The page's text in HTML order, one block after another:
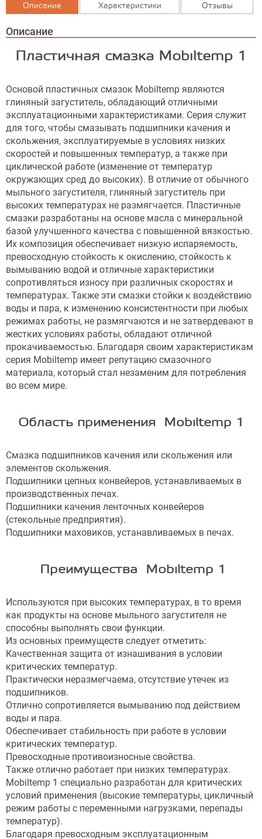
Описание Характеристики Отзывы
Описание
Пластичная смазка Mobiltemp 1
Основой пластичных смазок Mobiltemp являются
глиняный загуститель, обладающий отличными
эксплуатационными характеристиками. Серия служит
для того, чтобы смазывать подшипники качения и
скольжения, эксплуатируемые в условиях низких
скоростей и повышенных температур, а также при
циклической работе (изменение от температур
окружающих сред до высоких). В отличие от обычного
мыльного загустителя, глиняный загуститель при
высоких температурах не размягчается. Пластичные
смазки разработаны на основе масла с минеральной
базой улучшенного качества с повышенной вязкостью.
Их композиция обеспечивает низкую испаряемость,
превосходную стойкость к окислению, стойкость к
вымыванию водой и отличные характеристики
сопротивляться износу при различных скоростях и
температурах. Также эти смазки стойки к воздействию
воды и пара, к изменению консистентности при любых
режимах работы, не размягчаются и не затвердевают в
жестких условиях работы, обладают отличной
прокачиваемостью. Благодаря своим характеристикам
серия Mobiltemp имеет репутацию смазочного
материала, который стал незаменим для потребления
во всем мире.
Область применения Mobiltemp 1
Смазка подшипников качения или скольжения или
элементов скольжения.
Подшипники цепных конвейеров, устанавливаемых в
производственных печах.
Подшипники качения ленточных конвейеров
(стекольные предприятия).
Подшипники маховиков, устанавливаемых в печах.
Преимущества Mobiltemp 1
Используются при высоких температурах, в то время
как продукты на основе мыльного загустителя не
способны выполнять свои функции.
Из основных преимуществ следует отметить:
Качественная защита от изнашивания в условии
критических температур.
Практически неразмегчаема, отсутствие утечек из
подшипников.
Отлично сопротивляется вымыванию под действием
воды и пара.
Обеспечивает стабильность при работе в условии
критических температур.
Превосходные противоизносные свойства.
Также отлично работает при низких температурах.
Mobiltemp 1 специально разработан для критических
условий применения (высокие температуры, цикличный
режим работы с переменными нагрузками, перепады
температур).
Благодаря превосходным эксплуатационным